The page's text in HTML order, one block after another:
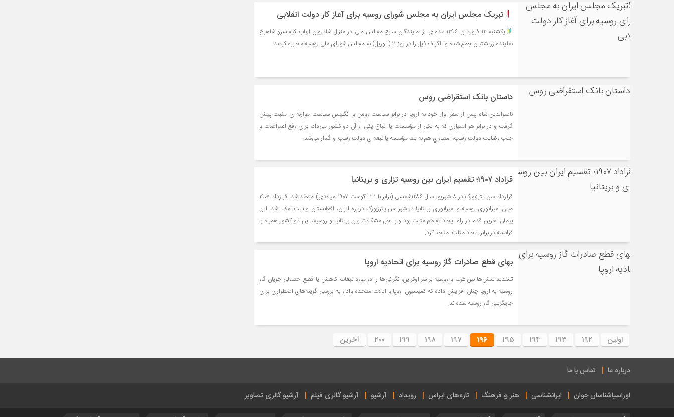
تبریک مجلس ایران به مجلس شورای روسیه برای آغاز کار دولت انقلابی
یکشنبه ۱۲ فروردین ۱۲۹۶ عده‌ای از نمایندگان سابق مجلس ملی در منزل شادروان ارباب کیخسرو شاهرخ
نماینده زرتشتیان جمع شده و تلگراف ذیل را در روز۱۳ ( آوریل) به مجلس شورای ملی روسیه مخابره کردند:
داستان بانک استقراضی روس
ناصرالدین شاه پس از سفر اول خود به اروپا در برابر سياست روس و انگليس سياست موازنه ی مثبت پيش
گرفت و در برابر هر امتيازي كه به يكي از مؤسسات يا اتباع يكي از آن دو كشور مي‌داد، براي رفع اعتراضات و
جلب رضايت دولت رقيب، امتيازي هم به يك مؤسسه يا تبعه ی دولت رقيب واگذار مي‌شد.
قراداد ۱۹۰۷؛ تقسیم ایران بین روسیه تزاری و بریتانیا
قرارداد سن پترزبورگ در ۸ شهریور سال ۱۲۸۶شمسی (برابر با ۳۱ آگوست ۱۹۰۷ میلادی) منعقد شد. قرارداد ۱۹۰۷
میان امپراتوری روسیه و امپراتوری بریتانیا در شهر سن پترزبورگ درباره ایران، افغانستان و تبت امضا شد. این
پیمان آخرین قدم در راه ایجاد تفاهم مثلث بود و با حل مشکلات بین بریتانیا و روسیه، این دو کشور همراه با
فرانسه در برابر اتحاد مثلث، متحد کرد.
بهای قطع صادرات گاز روسیه برای اتحادیه اروپا
تشدید تنش‌ها بین غرب و روسیه بر سر اوکراین، نگرانی‌ها را در مورد تبعات کاهش یا قطع احتمالی جریان گاز
روسیه به اروپا چنان افزایش داده که کمیسیون اروپا و ایالات متحده وادار به بررسی گزینه‌های اضطراری برای
جایگزینی گاز روسیه شده‌اند.
اولین 192
193
194
195
196
197
198
199
200 آخرین
درباره ما تماس با ما
اوراسیاشناسان جوان ایرانشناسی هنر و فرهنگ تازه‌های ایراس رویداد آرشیو آرشیو گالری فیلم آرشیو گالری تصاویر